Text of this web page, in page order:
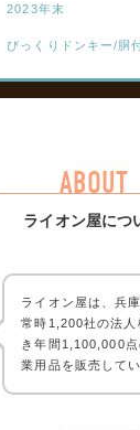
2023年末
びっくりドンキー/胴
ABOUT
ライオン屋につ
ライオン屋は、兵
常時1,200社の法人
き年間1,100,000
業用品を販売してい